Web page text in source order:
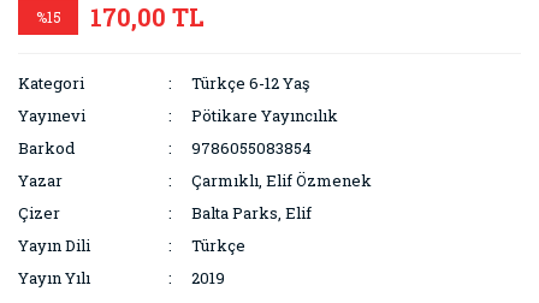
%15 170,00 TL
Kategori
Türkçe 6-12 Yaş
Yayınevi
Pötikare Yayıncılık
Barkod
9786055083854
Yazar
Çarmıklı, Elif Özmenek
Çizer
Balta Parks, Elif
Yayın Dili
Türkçe
Yayın Yılı
2019